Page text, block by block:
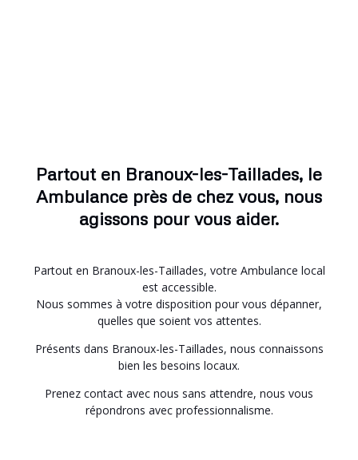
Partout en Branoux-les-Taillades, le
Ambulance près de chez vous, nous
agissons pour vous aider.
Partout en Branoux-les-Taillades, votre Ambulance local
est accessible.
Nous sommes à votre disposition pour vous dépanner,
quelles que soient vos attentes.
Présents dans Branoux-les-Taillades, nous connaissons
bien les besoins locaux.
Prenez contact avec nous sans attendre, nous vous
répondrons avec professionnalisme.